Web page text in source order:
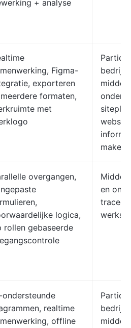
+ analyse
Figma-
exporteren
formaten,
met
maken
overgangen,
logica,
rollen gebaseerde
en
ondersteunde
realtime
offline